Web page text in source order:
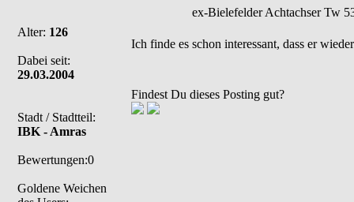
Alter: 126
Dabei seit:
29.03.2004
Stadt / Stadtteil:
IBK - Amras
Bewertungen:0
Goldene Weichen
ex-Bielefelder Achtachser Tw
Ich finde es schon interessant, dass er
Findest Du dieses Posting gut?